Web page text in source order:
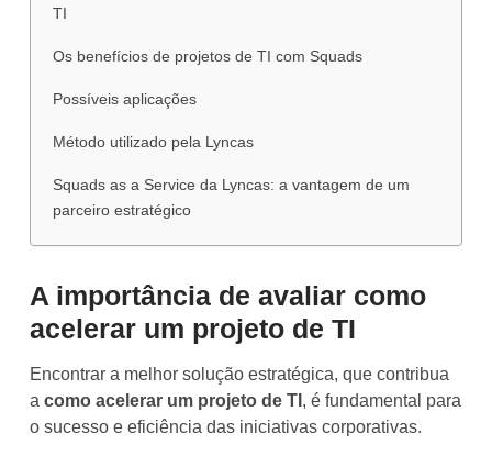
TI
Os benefícios de projetos de TI com Squads
Possíveis aplicações
Método utilizado pela Lyncas
Squads as a Service da Lyncas: a vantagem de um
parceiro estratégico
A importância de avaliar como
acelerar um projeto de TI
Encontrar a melhor solução estratégica, que contribua
a como acelerar um projeto de TI , é fundamental para
o sucesso e eficiência das iniciativas corporativas.